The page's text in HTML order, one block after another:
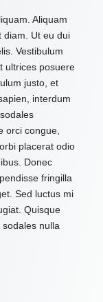
Aliquam
diam. Ut eu dui
Vestibulum
ultrices posuere
justo, et
interdum
orci congue,
placerat odio
Donec
fringilla
Sed luctus mi
Quisque
nulla